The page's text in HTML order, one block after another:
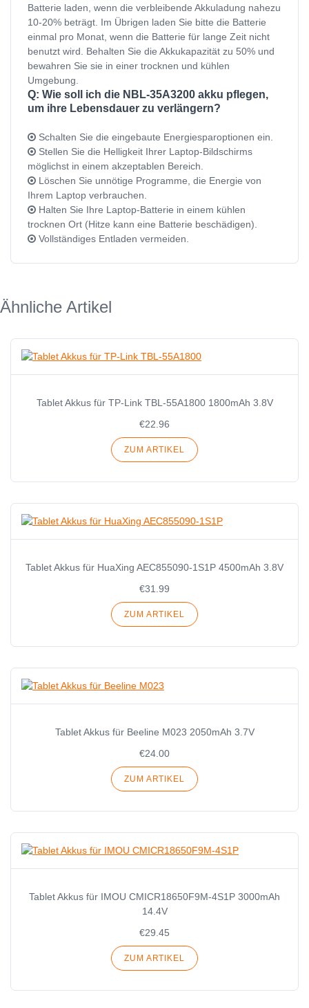
Batterie laden, wenn die verbleibende Akkuladung nahezu
10-20% beträgt. Im Übrigen laden Sie bitte die Batterie
einmal pro Monat, wenn die Batterie für lange Zeit nicht
benutzt wird. Behalten Sie die Akkukapazität zu 50% und
bewahren Sie sie in einer trocknen und kühlen
Umgebung.
Q: Wie soll ich die NBL-35A3200 akku pflegen,
um ihre Lebensdauer zu verlängern?
Schalten Sie die eingebaute Energiesparoptionen ein.
Stellen Sie die Helligkeit Ihrer Laptop-Bildschirms
möglichst in einem akzeptablen Bereich.
Löschen Sie unnötige Programme, die Energie von
Ihrem Laptop verbrauchen.
Halten Sie Ihre Laptop-Batterie in einem kühlen
trocknen Ort (Hitze kann eine Batterie beschädigen).
Vollständiges Entladen vermeiden.
Ähnliche Artikel
Tablet Akkus für TP-Link TBL-55A1800 1800mAh 3.8V
€22.96
ZUM ARTIKEL
Tablet Akkus für HuaXing AEC855090-1S1P 4500mAh 3.8V
€31.99
ZUM ARTIKEL
Tablet Akkus für Beeline M023 2050mAh 3.7V
€24.00
ZUM ARTIKEL
Tablet Akkus für IMOU CMICR18650F9M-4S1P 3000mAh
14.4V
€29.45
ZUM ARTIKEL